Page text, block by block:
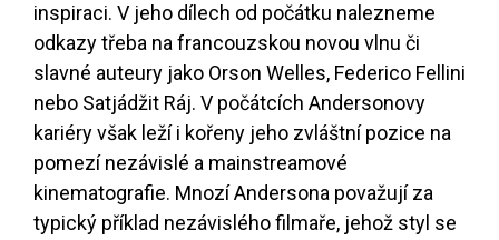
inspiraci. V jeho dílech od počátku nalezneme
odkazy třeba na francouzskou novou vlnu či
slavné auteury jako Orson Welles, Federico Fellini
nebo Satjádžit Ráj. V počátcích Andersonovy
kariéry však leží i kořeny jeho zvláštní pozice na
pomezí nezávislé a mainstreamové
kinematografie. Mnozí Andersona považují za
typický příklad nezávislého filmaře, jehož styl se